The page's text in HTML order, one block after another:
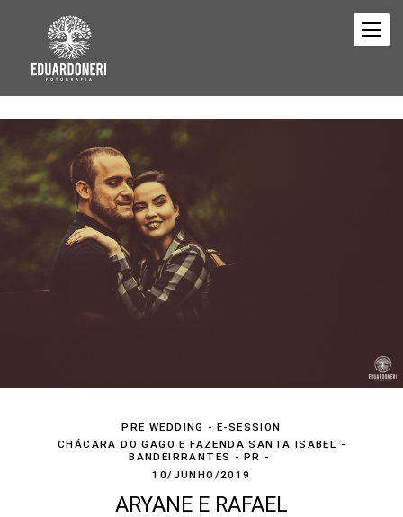
PRE WEDDING - E-SESSION
CHÁCARA DO GAGO E FAZENDA SANTA ISABEL -
BANDEIRRANTES - PR
10/JUNHO/2019
ARYANE E RAFAEL